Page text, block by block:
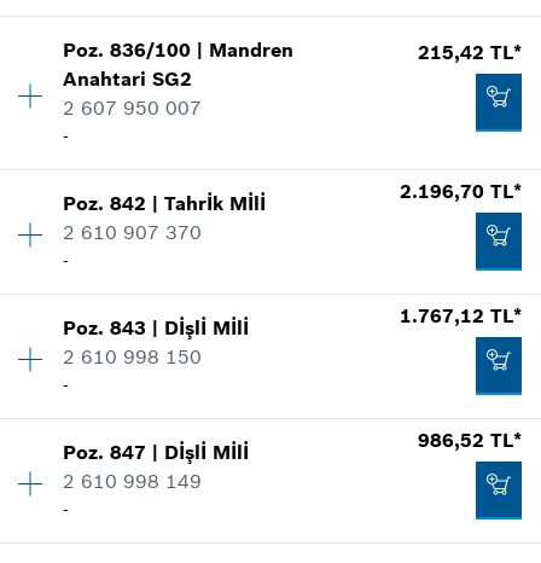
2.196,70 TL*
*Fiyatlara KDV dahildir.
Şekli göster
771,09 TL*
Fiyatlara KDV dahildir.
Miktar 1
Fiyat grubu:31
Yedek parça bilgisi
Şekli göster
988,52 TL*
Talep listene ekle
Poz.836/100 | Mandren
Anahtari SG2
2 607 950 007
-
215,42 TL*
Miktar 1
Fiyat grubu:19
Nerede kullanıldı.
Şekli göster
215,42 TL*
Poz.842 |Tahrİk Mİlİ
2 610 907 370
-
2.196,70 TL*
Fiyat grubu:38
Şekli göster
Poz.843 | Dİşlİ Mİlİ
2 610 998 150
-
1.767,12 TL*
Miktar 1
Fiyat grubu:36
Nerede kullanıldı.
Poz.847 | Dİşlİ Mİlİ
2 610 998 149
-
986,52 TL*